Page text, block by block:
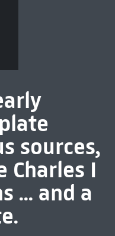
sources,
Charles I
... and a